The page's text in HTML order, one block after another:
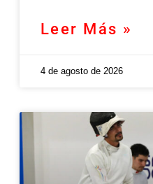
Leer Más »
4 de agosto de 2026